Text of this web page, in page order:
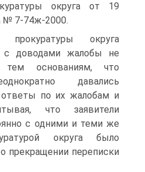
округа от 19
№ 7-74ж-2000.
прокуратуры округа
доводами жалобы не
тем основаниям, что
давались
по их жалобам и
что заявители
с одними и теми же
округа было
прекращении переписки